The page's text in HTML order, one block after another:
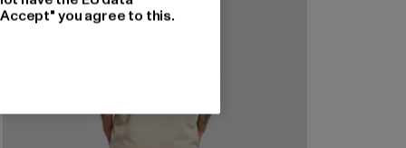
you agree to this.